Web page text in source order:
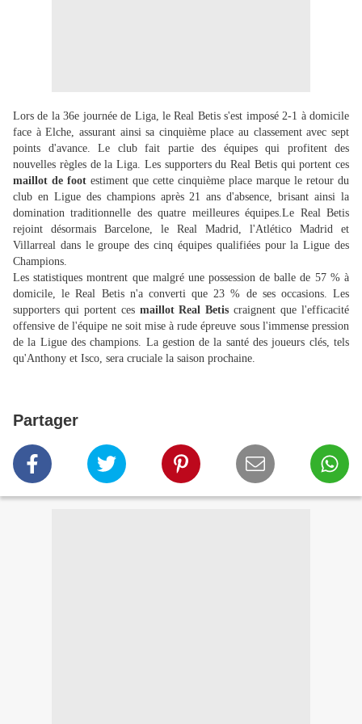
Lors de la 36e journée de Liga, le Real Betis s'est imposé 2-1 à domicile
face à Elche, assurant ainsi sa cinquième place au classement avec sept
points d'avance. Le club fait partie des équipes qui profitent des
nouvelles règles de la Liga. Les supporters du Real Betis qui portent ces
maillot de foot estiment que cette cinquième place marque le retour du
club en Ligue des champions après 21 ans d'absence, brisant ainsi la
domination traditionnelle des quatre meilleures équipes.Le Real Betis
rejoint désormais Barcelone, le Real Madrid, l'Atlético Madrid et
Villarreal dans le groupe des cinq équipes qualifiées pour la Ligue des
Champions.
Les statistiques montrent que malgré une possession de balle de 57 % à
domicile, le Real Betis n'a converti que 23 % de ses occasions. Les
supporters qui portent ces maillotReal Betis craignent que l'efficacité
offensive de l'équipe ne soit mise à rude épreuve sous l'immense pression
de la Ligue des champions. La gestion de la santé des joueurs clés, tels
qu'Anthony et Isco, sera cruciale la saison prochaine.
Partager